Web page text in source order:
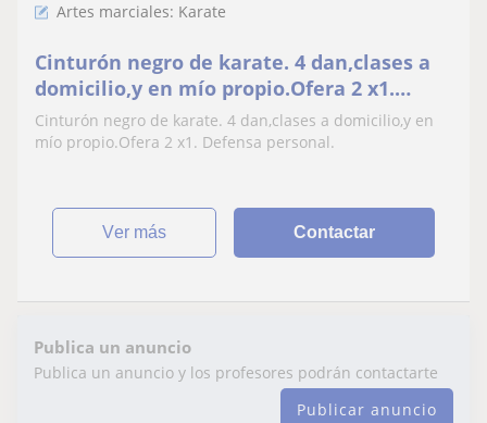
Artes marciales: Karate
Cinturón negro de karate. 4 dan,clases a
domicilio,y en mío propio.Ofera 2 x1.
Defensa personal
Cinturón negro de karate. 4 dan,clases a domicilio,y en
mío propio.Ofera 2 x1. Defensa personal.
ver más Contactar
Publica un anuncio
Publica un anuncio y los profesores podrán contactarte
Publicar anuncio